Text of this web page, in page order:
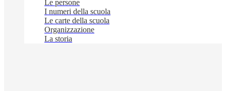
Le persone
I numeri della scuola
Le carte della scuola
Organizzazione
La storia